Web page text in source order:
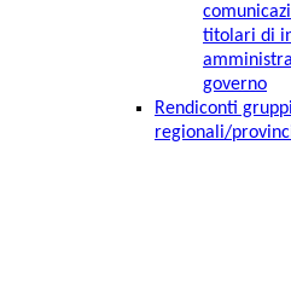
titolari di
governo
Rendiconti
regionali/